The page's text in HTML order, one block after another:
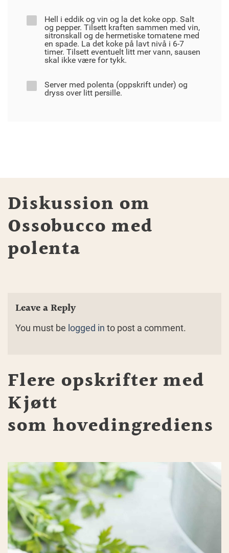
Hell i eddik og vin og la det koke opp. Salt
og pepper. Tilsett kraften sammen med vin,
sitronskall og de hermetiske tomatene med
en spade. La det koke på lavt nivå i 6-7
timer. Tilsett eventuelt litt mer vann, sausen
skal ikke være for tykk.
Server med polenta (oppskrift under) og
dryss over litt persille.
Diskussion om
Ossobucco med
polenta
Leave a Reply
You must be logged in to post a comment.
Flere opskrifter med
Kjøtt
som hovedingrediens